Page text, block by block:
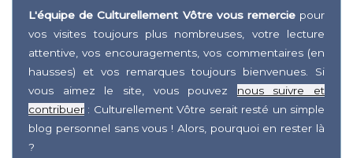
L'équipe de Culturellement Vôtre vous remerciepour
vos visites toujours plus nombreuses, votre lecture
attentive, vos encouragements, vos commentaires (en
hausses) et vos remarques toujours bienvenues. Si
vous aimez le site, vous pouvez nous suivre et
contribuer : Culturellement Vôtre serait resté un simple
blog personnel sans vous ! Alors, pourquoi en rester là
?